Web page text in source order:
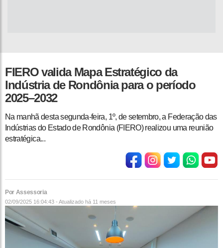
FIERO valida Mapa Estratégico da
Indústria de Rondônia para o período
2025–2032
Na manhã desta segunda-feira, 1º, de setembro, a Federação das
Indústrias do Estado de Rondônia (FIERO) realizou uma reunião
estratégica...
Por Assessoria
02/09/2025 16:04:43 - Atualizado há 11 meses